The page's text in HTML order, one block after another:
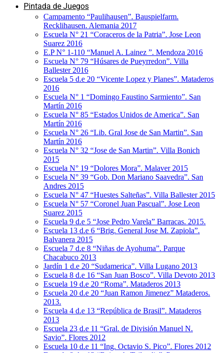
Pintada de Juegos
Campamento “Paulihausen”. Bauspielfarm.
Recklihausen. Alemania 2017
Escuela N° 21 “Coraceros de la Patria”. Jose Leon
Suarez 2016
E.P N° 1-110 “Manuel A. Lainez ”. Mendoza 2016
Escuela N° 79 “Húsares de Pueyrredon”. Villa
Ballester 2016
Escuela 5 d.e 20 “Vicente Lopez y Planes”. Mataderos
2016
Escuela N° 1 “Domingo Faustino Sarmiento”. San
Martín 2016
Escuela N° 85 “Estados Unidos de America”. San
Martín 2016
Escuela N° 26 “Lib. Gral Jose de San Martin”. San
Martín 2016
Escuela N° 32 “Jose de San Martin”. Villa Bonich
2015
Escuela N° 19 “Dolores Mora”. Malaver 2015
Escuela N° 39 “Gob. Don Mariano Saavedra”. San
Andres 2015
Escuela N° 47 “Huestes Salteñas”. Villa Ballester 2015
Escuela N° 57 “Coronel Juan Pascual”. Jose Leon
Suarez 2015
Escuela 9 d.e 5 “Jose Pedro Varela” Barracas. 2015.
Escuela 13 d.e 6 “Brig. General Jose M. Zapiola”.
Balvanera 2015
Escuela 7 d.e 8 “Niñas de Ayohuma”. Parque
Chacabuco 2013
Jardín 1 d.e 20 “Sudamerica”. Villa Lugano 2013
Escuela 8 d.e 16 “San Juan Bosco”. Villa Devoto 2013
Escuela 19 d.e 20 “Roma”. Mataderos 2013
Escuela 20 d.e 20 “Juan Ramon Jimenez” Mataderos.
2013.
Escuela 4 d.e 13 “República de Brasil”. Mataderos
2013
Escuela 23 d.e 11 “Gral. de División Manuel N.
Savio”. Flores 2012
Escuela 10 d.e 11 “Ing. Octavio S. Pico”. Flores 2012